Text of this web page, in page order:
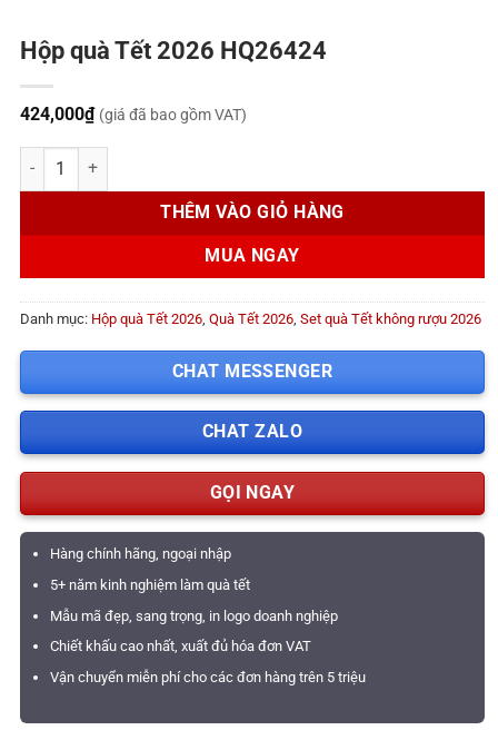
Hộp quà Tết 2026 HQ26424
424,000₫ (giá đã bao gồm VAT)
Hộp quà Tết 2026 HQ26424 số lượng
THÊM VÀO GIỎ HÀNG
MUA NGAY
Danh mục: Hộp quà Tết 2026 Quà Tết 2026 Set quà Tết không rượu 2026
CHAT MESSENGER
CHAT ZALO
GỌI NGAY
Hàng chính hãng, ngoại nhập
5+ năm kinh nghiệm làm quà tết
Mẫu mã đẹp, sang trọng, in logo doanh nghiệp
Chiết khấu cao nhất, xuất đủ hóa đơn VAT
Vận chuyển miễn phí cho các đơn hàng trên 5 triệu